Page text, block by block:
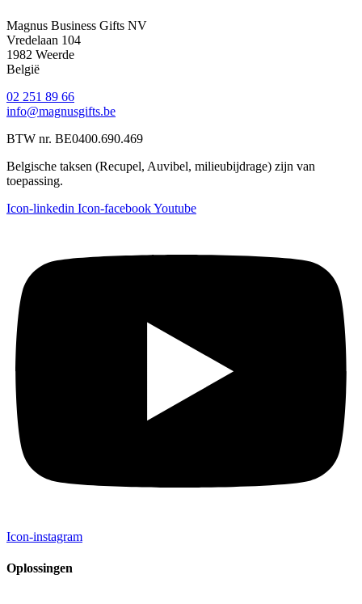
Magnus Business Gifts NV
Vredelaan 104
1982 Weerde
België
02 251 89 66
info@magnusgifts.be
BTW nr. BE0400.690.469
Belgische taksen (Recupel, Auvibel, milieubijdrage) zijn van
toepassing.
Icon-linkedin Icon-facebookYoutube
Icon-instagram
Oplossingen